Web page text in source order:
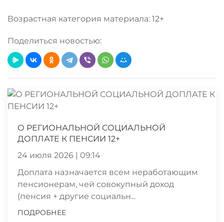
Возрастная категория материала: 12+
Поделиться новостью:
О РЕГИОНАЛЬНОЙ СОЦИАЛЬНОЙ
ДОПЛАТЕ К ПЕНСИИ 12+
24 июля 2026 | 09:14
Доплата назначается всем неработающим
пенсионерам, чей совокупный доход
(пенсия + другие социальн...
ПОДРОБНЕЕ